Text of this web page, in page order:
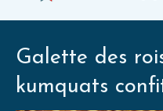
Galette des
kumquats